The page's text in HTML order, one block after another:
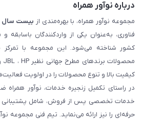
درباره نوآور همراه
مجموعه نوآور همراه، با بهره‌مندی از بیست سال
فناوری، به‌عنوان یکی از واردکنندگان
کشور شناخته می‌شود. این مجموعه با
کیفیت بالا و تنوع محصولات را در اولویت
در راستای تکمیل زنجیره خدمات، نوآور همراه
خدمات تخصصی پس از فروش، شامل پشتیبانی
حرفه‌ای را نیز ارائه می‌نماید. تیم فنی مجموعه